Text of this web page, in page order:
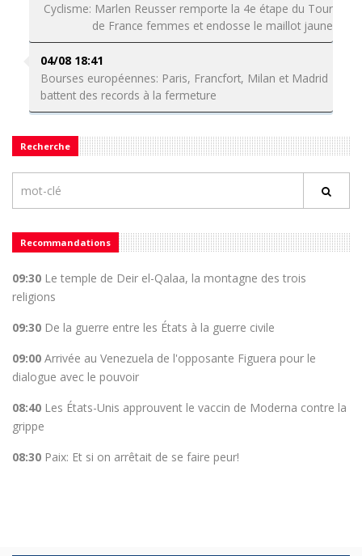
Cyclisme: Marlen Reusser remporte la 4e étape du Tour
de France femmes et endosse le maillot jaune
04/08 18:41
Bourses européennes: Paris, Francfort, Milan et Madrid
battent des records à la fermeture
Recherche
Recommandations
09:30 Le temple de Deir el-Qalaa, la montagne des trois
religions
09:30 De la guerre entre les États à la guerre civile
09:00 Arrivée au Venezuela de l'opposante Figuera pour le
dialogue avec le pouvoir
08:40 Les États-Unis approuvent le vaccin de Moderna contre la
grippe
08:30 Paix: Et si on arrêtait de se faire peur!